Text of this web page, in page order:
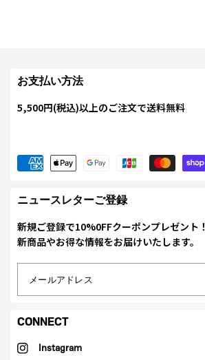
お支払い方法
5,500円(税込)以上のご注文で送料無料
ニュースレターご登録
新規ご登録で10%0FFクーポンプレゼント！
新商品やお得な情報をお届けいたします。
メールアドレス
CONNECT
Instagram